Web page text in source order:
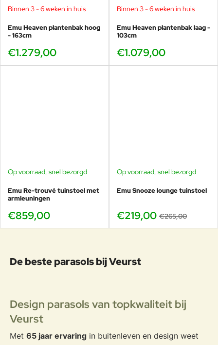
Binnen 3 - 6 weken in huis
Emu Heaven plantenbak hoog
- 163cm
€1.279,00
Binnen 3 - 6 weken in huis
Emu Heaven plantenbak laag -
103cm
€1.079,00
Op voorraad, snel bezorgd
Emu Re-trouvé tuinstoel met
armleuningen
€859,00
-17%
Op voorraad, snel bezorgd
Emu Snooze lounge tuinstoel
€219,00 €265,00
De beste parasols bij Veurst
Design parasols van topkwaliteit bij
Veurst
Met 65 jaar ervaring in buitenleven en design weet